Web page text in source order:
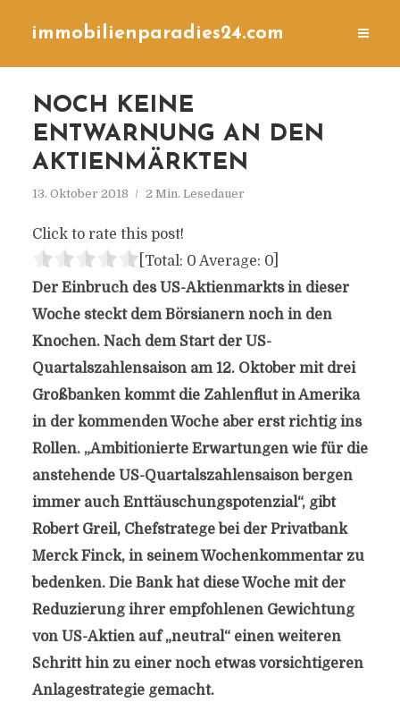
immobilienparadies24.com
NOCH KEINE
ENTWARNUNG AN DEN
AKTIENMÄRKTEN
13. Oktober 2018 2 Min. Lesedauer
Click to rate this post!
[Total: 0 Average: 0]
Der Einbruch des US-Aktienmarkts in dieser
Woche steckt dem Börsianern noch in den
Knochen. Nach dem Start der US-
Quartalszahlensaison am 12. Oktober mit drei
Großbanken kommt die Zahlenflut in Amerika
in der kommenden Woche aber erst richtig ins
Rollen. „Ambitionierte Erwartungen wie für die
anstehende US-Quartalszahlensaison bergen
immer auch Enttäuschungspotenzial“, gibt
Robert Greil, Chefstratege bei der Privatbank
Merck Finck, in seinem Wochenkommentar zu
bedenken. Die Bank hat diese Woche mit der
Reduzierung ihrer empfohlenen Gewichtung
von US-Aktien auf „neutral“ einen weiteren
Schritt hin zu einer noch etwas vorsichtigeren
Anlagestrategie gemacht.